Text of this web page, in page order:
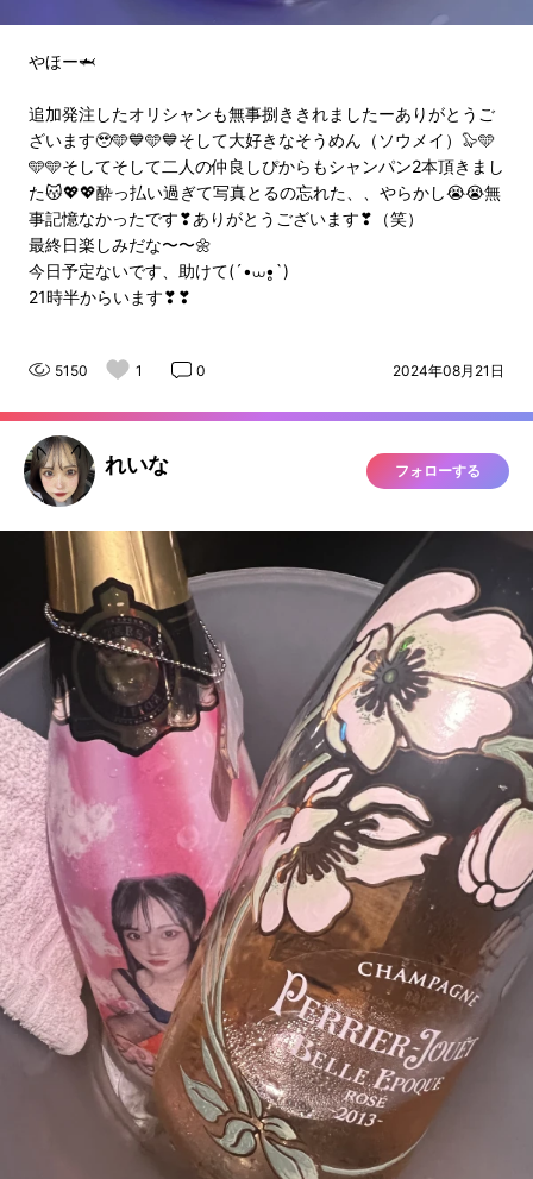
やほー🦈
追加発注したオリシャンも無事捌ききれましたーありがとうご
ざいます🥹🩵💙🩵💙そして大好きなそうめん（ソウメイ）🦭🩵
🩵🩵そしてそして二人の仲良しぴからもシャンパン2本頂きまし
た😽💖💖酔っ払い過ぎて写真とるの忘れた、、やらかし😭😭無
事記憶なかったです❣ありがとうございます❣（笑）
最終日楽しみだな〜〜🌼
今日予定ないです、助けて(´•⩊•̥`)
21時半からいます❣❣
5150 1 0 2024年08月21日
れいな フォローする